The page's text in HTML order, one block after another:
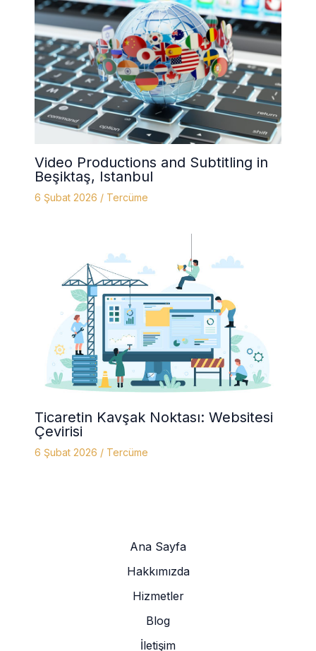
Video Productions and Subtitling in
Beşiktaş, Istanbul
6 Şubat 2026 / Tercüme
Ticaretin Kavşak Noktası: Websitesi
Çevirisi
6 Şubat 2026 / Tercüme
Ana Sayfa
Hakkımızda
Hizmetler
Blog
İletişim